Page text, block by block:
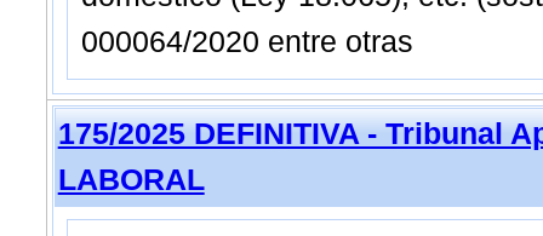
000064/2020 entre otras
175/2025 DEFINITIVA - Tribunal
LABORAL